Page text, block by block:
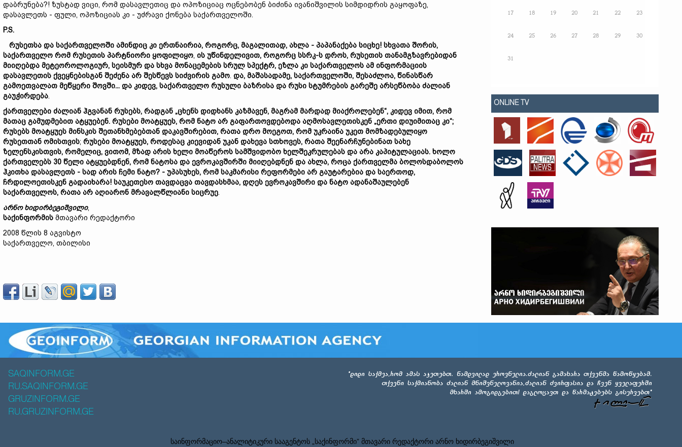
დაბრუნება?! ზუსტად ვიცი, რომ დასავლეთიც და ოპოზიციაც ოცნებობენ ბიძინა ივანიშვილის სიმდიდრის გაყოფაზე,
დასავლეთს - ფული, ოპოზიციას კი - უძრავი ქონება საქართველოში.
P.S.
რუსეთსა და საქართველოში ამინდიც კი ერთნაირია, როგორც, მაგალითად, ახლა - პაპანაქება სიცხე! სხვათა შორის,
საქართველო რომ რუსეთის პარტნიორი ყოფილიყო, ის უწინდელივით, როგორც სსრკ-ს დროს, რუსეთის თანამგზავრებიდან
მიიღებდა მეტეოროლოგიურ, სეისმურ და სხვა მონაცემების სრულ სპექტრ, ეზლა კი საქართველოს ამ ინფორმაციის
დასავლეთის ქვეყნებისგან შეძენა არ შესწევს სიძვირის გამო. და, მაშასადამე, საქართველოში, შესაძლოა, წინასწარ
გამოეთვალათ მეწყერი შოვში... და კიდევ, საქართველო რუსული ბაზრისა და რუსი სტუმრების გარეშე არსეწბობა ძალიან
გაუჭირდება.
ქართველები ძალიან ჰგვანან რუსებს, რადგან „ცხენს დიდხანს კაზმავენ, მაგრამ მარდად მიაქროლებენ“, კიდევ იმით, რომ
მათაც გამუდმებით ატყუებენ. რუსები მოატყუეს, რომ ნატო არ გაფართოვდებოდა აღმოსავლეთისკენ „ერთი დიუიმითაც კი“;
რუსებს მოატყუეს მინსკის შეთანხმებებთან დაკავშირებით, რათა დრო მოეგოთ, რომ უკრაინა უკეთ მომზადებულიყო
რუსეთთან ომისთვის; რუსები მოატყუეს, როდესაც კიევიდან უკან დახევა სთხოვეს, რათა შეენარჩუნებინათ სახე
ზელენსკისთვის, რომელიც, ვითომ, მზად არის ხელი მოაწეროს სამშვიდობო ხელშეკრულებას და არა კაპიტულაციას. ხოლო
ქართველებს 30 წელი ატყუებდნენ, რომ ნატოსა და ევროკავშირში მიიღებდნენ და ახლა, როცა ქართველმა ბოლოსდაბოლოს
ჰკითხა დასავლეთს - სად არის ჩემი ნატო? - უპასუხეს, რომ საკმარისი რეფორმები არ გაუტარებია და საერთოდ,
ჩრდილოეთისკენ გადაიხარა! საუკეთესო თავდაცვა თავდასხმაა, დღეს ევროკავშირი და ნატო ადანაშაულებენ
საქართველოს, რათა არ აღიარონ მრავალწლიანი სიცრუე.
არნოხიდირბეგიშვილი,
საქინფორმის მთავარი რედაქტორი
2008 წლის 8 აგვისტო
საქართველო, თბილისი
17 18 19 20 21 22 23
24 25 26 27 28 29 30
31
ONLINE TV
SAQINFORM.GE
RU.SAQINFORM.GE
GRUZINFORM.GE
RU.GRUZINFORM.GE
საინფორმაციო–ანალიტიკური სააგენტოს „საქინფორმი” მთავარი რედაქტორი არნო ხიდირბეგიშვილი